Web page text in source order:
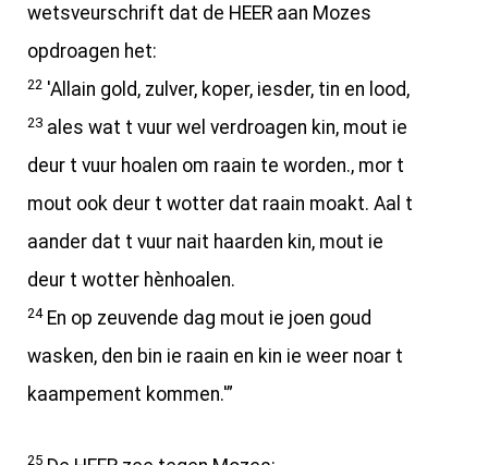
wetsveurschrift dat de HEER aan Mozes
opdroagen het:
22 'Allain gold, zulver, koper, iesder, tin en lood,
23 ales wat t vuur wel verdroagen kin, mout ie
deur t vuur hoalen om raain te worden., mor t
mout ook deur t wotter dat raain moakt. Aal t
aander dat t vuur nait haarden kin, mout ie
deur t wotter hènhoalen.
24En op zeuvende dag mout ie joen goud
wasken, den bin ie raain en kin ie weer noar t
kaampement kommen.'”
25